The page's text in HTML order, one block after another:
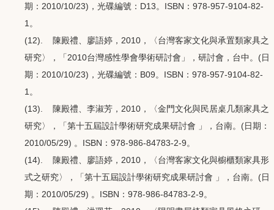
期：2010/10/23)，光碟編號：D13。ISBN：978-957-9104-82-
1。
(12). 陳殿禮、廖語婷，2010，〈台灣客家文化與承置類家具之
研究〉，「2010台灣感性學會學術研討會」，研討會，台中。(日
期：2010/10/23)，光碟編號：B09。ISBN：978-957-9104-82-
1。
(13). 陳殿禮、李淑芳，2010，〈金門文化與民居桌几類家具之
研究〉，「第十五屆設計學術研究成果研討會 」，台南。(日期：
2010/05/29) 。ISBN：978-986-84783-2-9。
(14). 陳殿禮、廖語婷，2010，〈台灣客家文化與櫥櫃類家具形
式之研究〉，「第十五屆設計學術研究成果研討會 」，台南。(日
期：2010/05/29) 。ISBN：978-986-84783-2-9。